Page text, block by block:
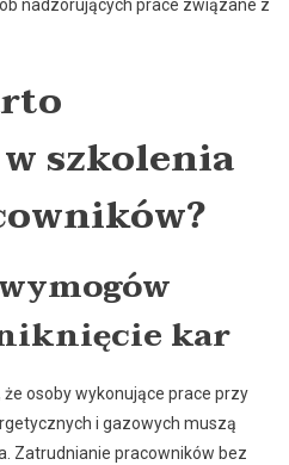
nadzorujących prace związane z
szkolenia
kar
osoby wykonujące prace przy
i gazowych muszą
Zatrudnianie pracowników bez